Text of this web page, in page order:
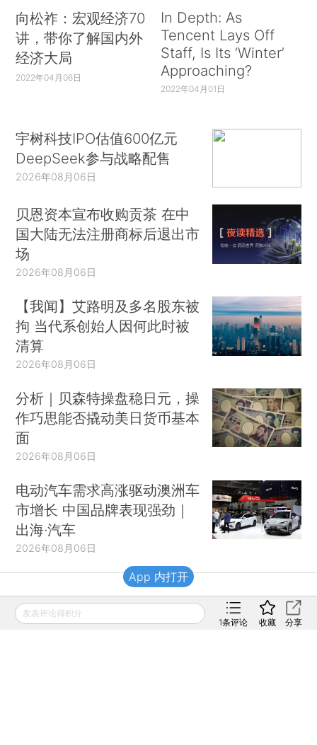
向松祚：宏观经济70
讲，带你了解国内外
经济大局
2022年04月06日
In Depth: As
Tencent Lays Off
Staff, Is Its ‘Winter’
Approaching?
2022年04月01日
宇树科技IPO估值600亿元
DeepSeek参与战略配售
2026年08月06日
贝恩资本宣布收购贡茶 在中
国大陆无法注册商标后退出市
场
2026年08月06日
【我闻】艾路明及多名股东被
拘 当代系创始人因何此时被
清算
2026年08月06日
分析｜贝森特操盘稳日元，操
作巧思能否撬动美日货币基本
面
2026年08月06日
电动汽车需求高涨驱动澳洲车
市增长 中国品牌表现强劲｜
出海·汽车
2026年08月06日
财新移动
发表评论得积分
1条评论 收藏 分享
App 内打开